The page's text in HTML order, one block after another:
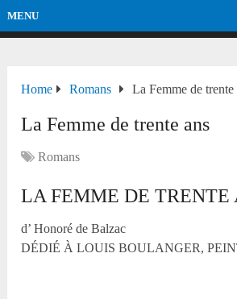
MENU
Home Romans La Femme de trente
La Femme de trente ans
Romans
LA FEMME DE TRENTE
d’ Honoré de Balzac
DÉDIÉ À LOUIS BOULANGER,